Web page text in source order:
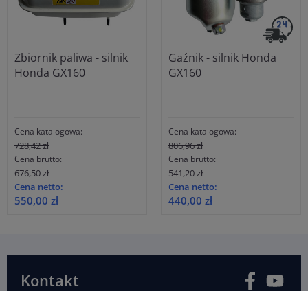
Zbiornik paliwa - silnik
Honda GX160
Cena katalogowa:
728,42 zł
Cena brutto:
676,50 zł
Cena netto:
550,00 zł
Gaźnik - silnik Honda
GX160
Cena katalogowa:
806,96 zł
Cena brutto:
541,20 zł
Cena netto:
440,00 zł
Kontakt Facebook